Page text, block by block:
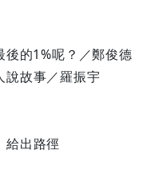
的1%呢？／鄭俊德
說故事／羅振宇
給出路徑